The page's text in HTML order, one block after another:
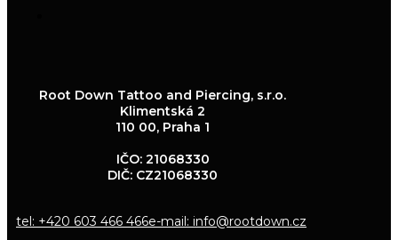
Root Down Tattoo and Piercing, s.r.o.
Klimentská 2
110 00, Praha 1
IČO: 21068330
DIČ: CZ21068330
tel: +420 603 466 466e-mail: info@rootdown.cz